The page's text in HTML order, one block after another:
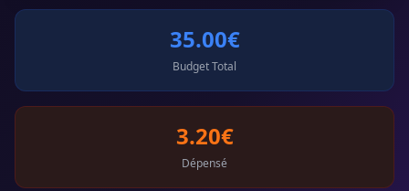
35.00€
Budget Total
3.20€
Dépensé